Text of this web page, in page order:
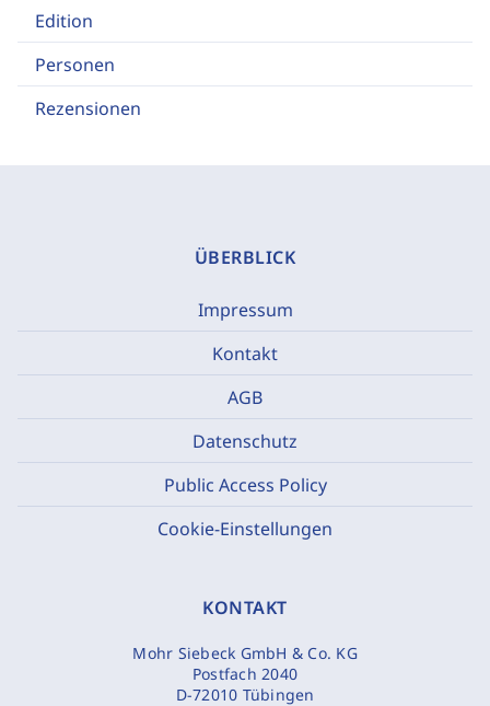
Edition
Personen
Rezensionen
ÜBERBLICK
Impressum
Kontakt
AGB
Datenschutz
Public Access Policy
Cookie-Einstellungen
KONTAKT
Mohr Siebeck GmbH & Co. KG
Postfach 2040
D-72010 Tübingen